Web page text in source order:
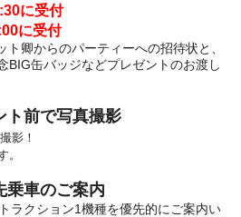
に受付
に受付
卿からのパーティーへの招待状と、
缶バッジなどプレゼントのお渡し
前で写真撮影
影！
車のご案内
ラクション1機種を優先的にご案内い